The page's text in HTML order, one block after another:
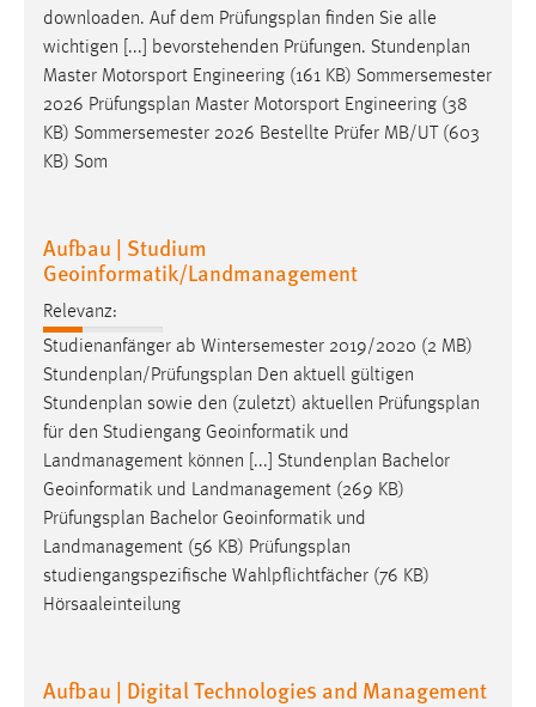
downloaden. Auf dem Prüfungsplan finden Sie alle
wichtigen [...] bevorstehenden Prüfungen. Stundenplan
Master Motorsport Engineering (161 KB) Sommersemester
2026 Prüfungsplan Master Motorsport Engineering (38
KB) Sommersemester 2026 Bestellte Prüfer MB/UT (603
KB) Som
Aufbau | Studium
Geoinformatik/Landmanagement
Relevanz:
Studienanfänger ab Wintersemester 2019/2020 (2 MB)
Stundenplan/ Prüfungsplan Den aktuell gültigen
Stundenplan sowie den (zuletzt) aktuellen Prüfungsplan
für den Studiengang Geoinformatik und
Landmanagement können [...] Stundenplan Bachelor
Geoinformatik und Landmanagement (269 KB)
Prüfungsplan Bachelor Geoinformatik und
Landmanagement (56 KB) Prüfungsplan
studiengangspezifische Wahlpflichtfächer (76 KB)
Hörsaaleinteilung
Aufbau | Digital Technologies and Management
EXTERNE MEDIEN
Um Inhalte von Videoplattformen und Social Media
Plattformen anzeigen zu können, werden von diesen
externen Medien Cookies gesetzt.
YouTube
Vimeo